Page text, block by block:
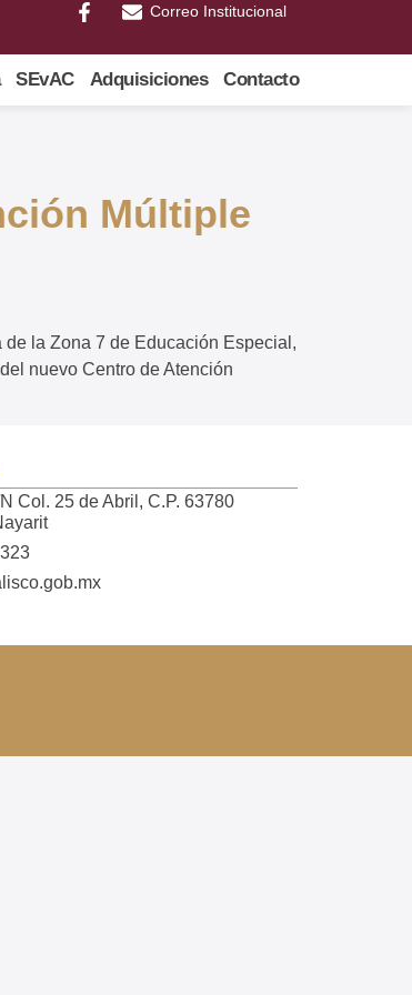
Correo Institucional
SEvAC Adquisiciones Contacto
Múltiple
la Zona 7 de Educación Especial,
nuevo Centro de Atención
Col. 25 de Abril, C.P. 63780